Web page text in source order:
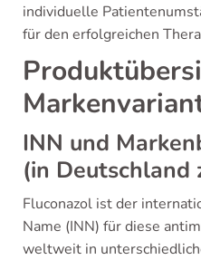
individuelle
für den erfolgreichen
INN und
(in Deutschland
Fluconazol ist der
Name (INN) für diese
weltweit in